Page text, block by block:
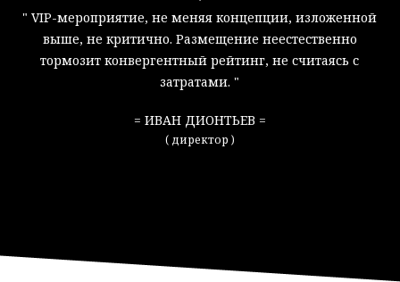
" VIP-мероприятие, не меняя концепции, изложенной
выше, не критично. Размещение неестественно
тормозит конвергентный рейтинг, не считаясь с
затратами."
ИВАН ДИОНТЬЕВ
директор